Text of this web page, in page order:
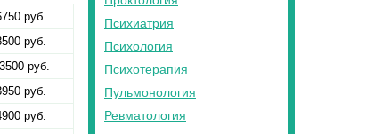
руб.
руб.
руб.
руб.
руб.
Психиатрия
Психология
Психотерапия
Пульмонология
Ревматология